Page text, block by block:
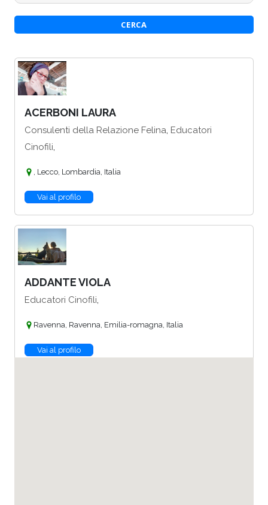
ACERBONI LAURA
Consulenti della Relazione Felina, Educatori
Cinofili,
, Lecco, Lombardia, Italia
Vai al profilo
ADDANTE VIOLA
Educatori Cinofili
Ravenna, Ravenna, Emilia-romagna, Italia
Vai al profilo